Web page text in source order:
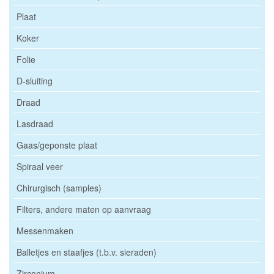
Plaat
Koker
Folie
D-sluiting
Draad
Lasdraad
Gaas/geponste plaat
Spiraal veer
Chirurgisch (samples)
Filters, andere maten op aanvraag
Messenmaken
Balletjes en staafjes (t.b.v. sieraden)